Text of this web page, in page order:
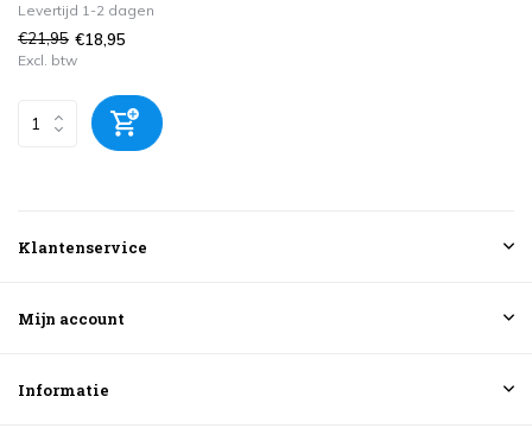
Levertijd 1-2 dagen
€21,95 €18,95
Excl. btw
Klantenservice
Mijn account
Informatie